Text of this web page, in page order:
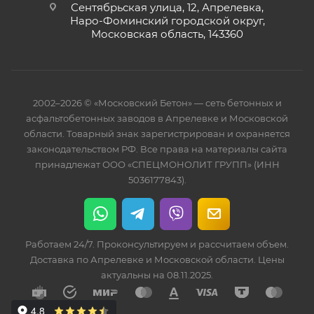
Сентябрьская улица, 12, Апрелевка,
Наро-Фоминский городской округ,
Московская область, 143360
2002–2026 © «Московский Бетон» — сеть бетонных и
асфальтобетонных заводов в Апрелевке и Московской
области. Товарный знак зарегистрирован и охраняется
законодательством РФ. Все права на материалы сайта
принадлежат ООО «СПЕЦМОНОЛИТ ГРУПП» (ИНН
5036177843).
Работаем 24/7. Проконсультируем и рассчитаем объем.
Доставка по Апрелевке и Московской области. Цены
актуальны на 08.11.2025.